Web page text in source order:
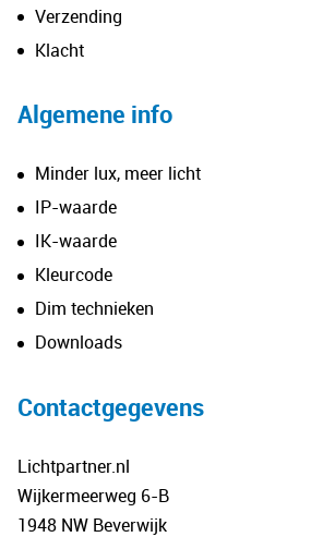
Verzending
Klacht
Algemene info
Minder lux, meer licht
IP-waarde
IK-waarde
Kleurcode
Dim technieken
Downloads
Contactgegevens
Lichtpartner.nl
Wijkermeerweg 6-B
1948 NW Beverwijk